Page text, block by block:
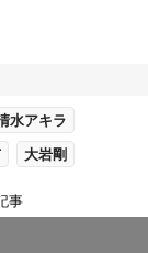
水アキラ
大岩剛
事